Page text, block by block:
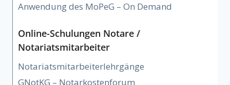
Anwendung des MoPeG – On Demand
Online-Schulungen Notare /
Notariatsmitarbeiter
Notariatsmitarbeiterlehrgänge
GNotKG – Notarkostenforum